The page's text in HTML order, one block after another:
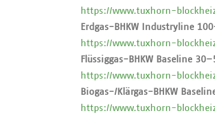
https://www.tuxhorn-
Erdgas-BHKW Industryline
https://www.tuxhorn-
Flüssiggas-BHKW Baseline
https://www.tuxhorn-
Biogas-/Klärgas-BHKW
https://www.tuxhorn-